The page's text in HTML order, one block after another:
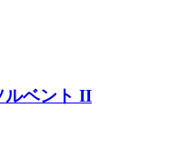
ルベント II